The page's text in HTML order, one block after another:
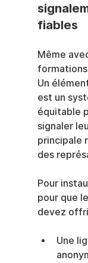
fiables
Même
Un
est un
équitable
signaler
principale
des
Pour
pour que
devez
Une